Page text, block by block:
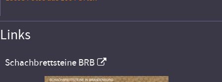
Links
Schachbrettsteine BRB